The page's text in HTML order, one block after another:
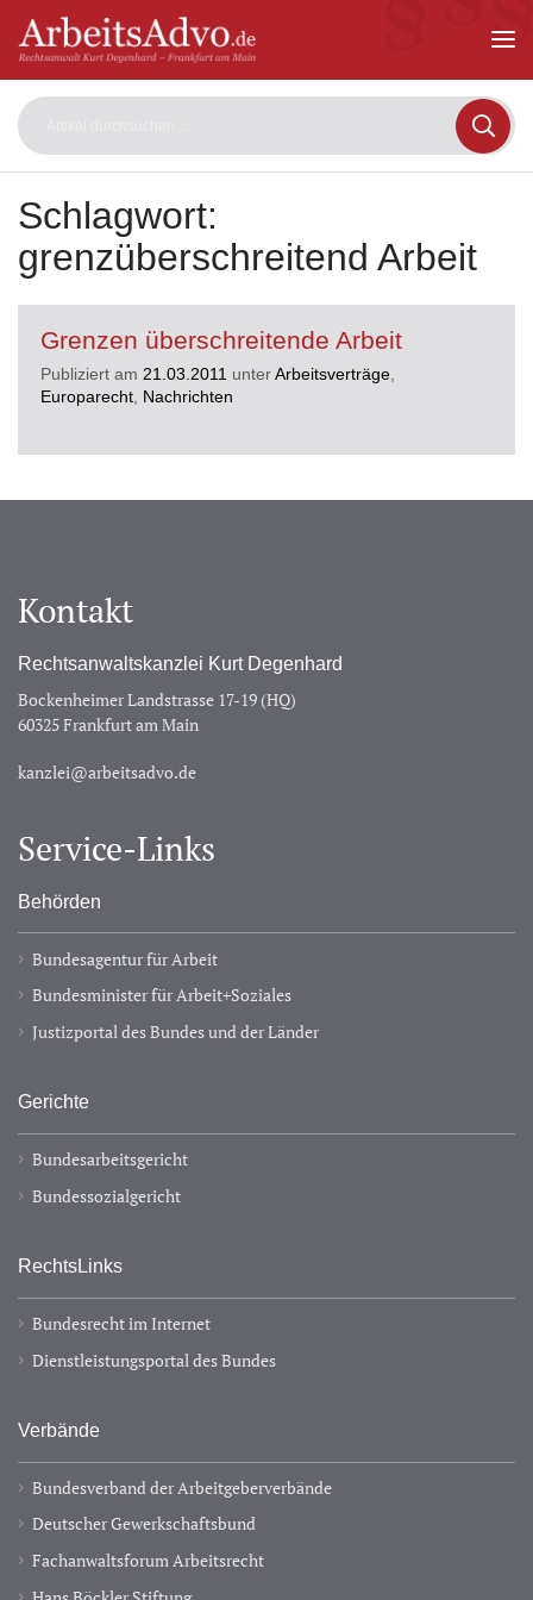
Kurt
Schlagwort:
grenzüberschreitend Arbeit
Grenzen überschreitende Arbeit
Publiziert am21.03.2011 unterArbeitsverträge,
Europarecht, Nachrichten
Kontakt
Rechtsanwaltskanzlei Kurt Degenhard
Bockenheimer Landstrasse 17-19 (HQ)
60325 Frankfurt am Main
kanzlei@arbeitsadvo.de
Service-Links
Behörden
Bundesagentur für Arbeit
Bundesminister für Arbeit+Soziales
Justizportal des Bundes und der Länder
Gerichte
Bundesarbeitsgericht
Bundessozialgericht
RechtsLinks
Bundesrecht im Internet
Dienstleistungsportal des Bundes
Verbände
Bundesverband der Arbeitgeberverbände
Deutscher Gewerkschaftsbund
Fachanwaltsforum Arbeitsrecht